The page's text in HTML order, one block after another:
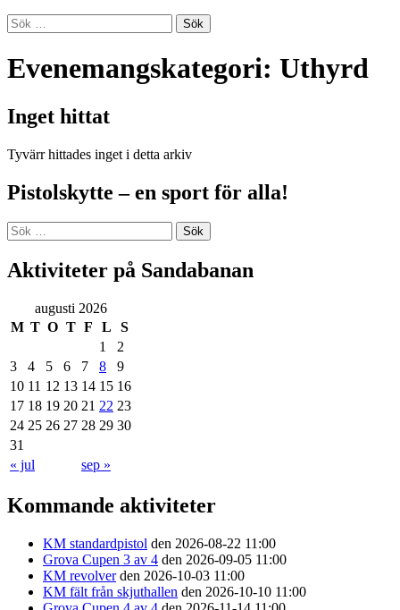
Sök
efter:
Evenemangskategori: Uthyrd
Inget hittat
Tyvärr hittades inget i detta arkiv
Pistolskytte – en sport för alla!
Sök
efter:
Aktiviteter på Sandabanan
augusti 2026
M T O T F L
S
1
2
3
4 5 6 7 8
9
10 11 12 13 14 15 16
17 18 19 20 21 22 23
24 25 26 27 28 29 30
31
« jul
sep »
Kommande aktiviteter
KM standardpistol den 2026-08-22 11:00
Grova Cupen 3 av 4 den 2026-09-05 11:00
KM revolverden 2026-10-03 11:00
KM fält från skjuthallen den 2026-10-10 11:00